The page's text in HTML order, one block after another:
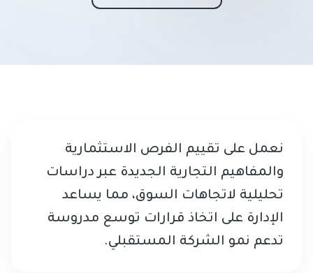
نعمل على تقييم الفرص الاستثمارية
والمفاهيم التجارية الجديدة عبر دراسات
تحليلية لاتجاهات السوق، مما يساعد
الإدارة على اتخاذ قرارات توسع مدروسة
تدعم نمو الشركة المستقبلي.